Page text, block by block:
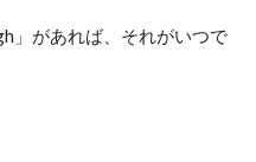
」があれば、それがいつで